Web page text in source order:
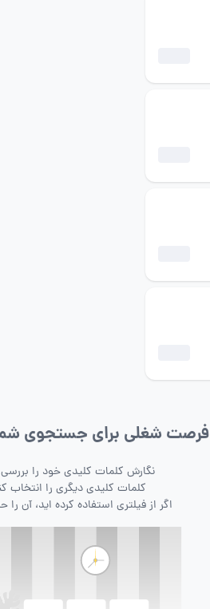
فرصت شغلی برای جستجوی
نگارش کلمات کلیدی خود را بررسی
کلمات کلیدی دیگری را انتخاب
اگر از فیلتری استفاده کرده اید، آن